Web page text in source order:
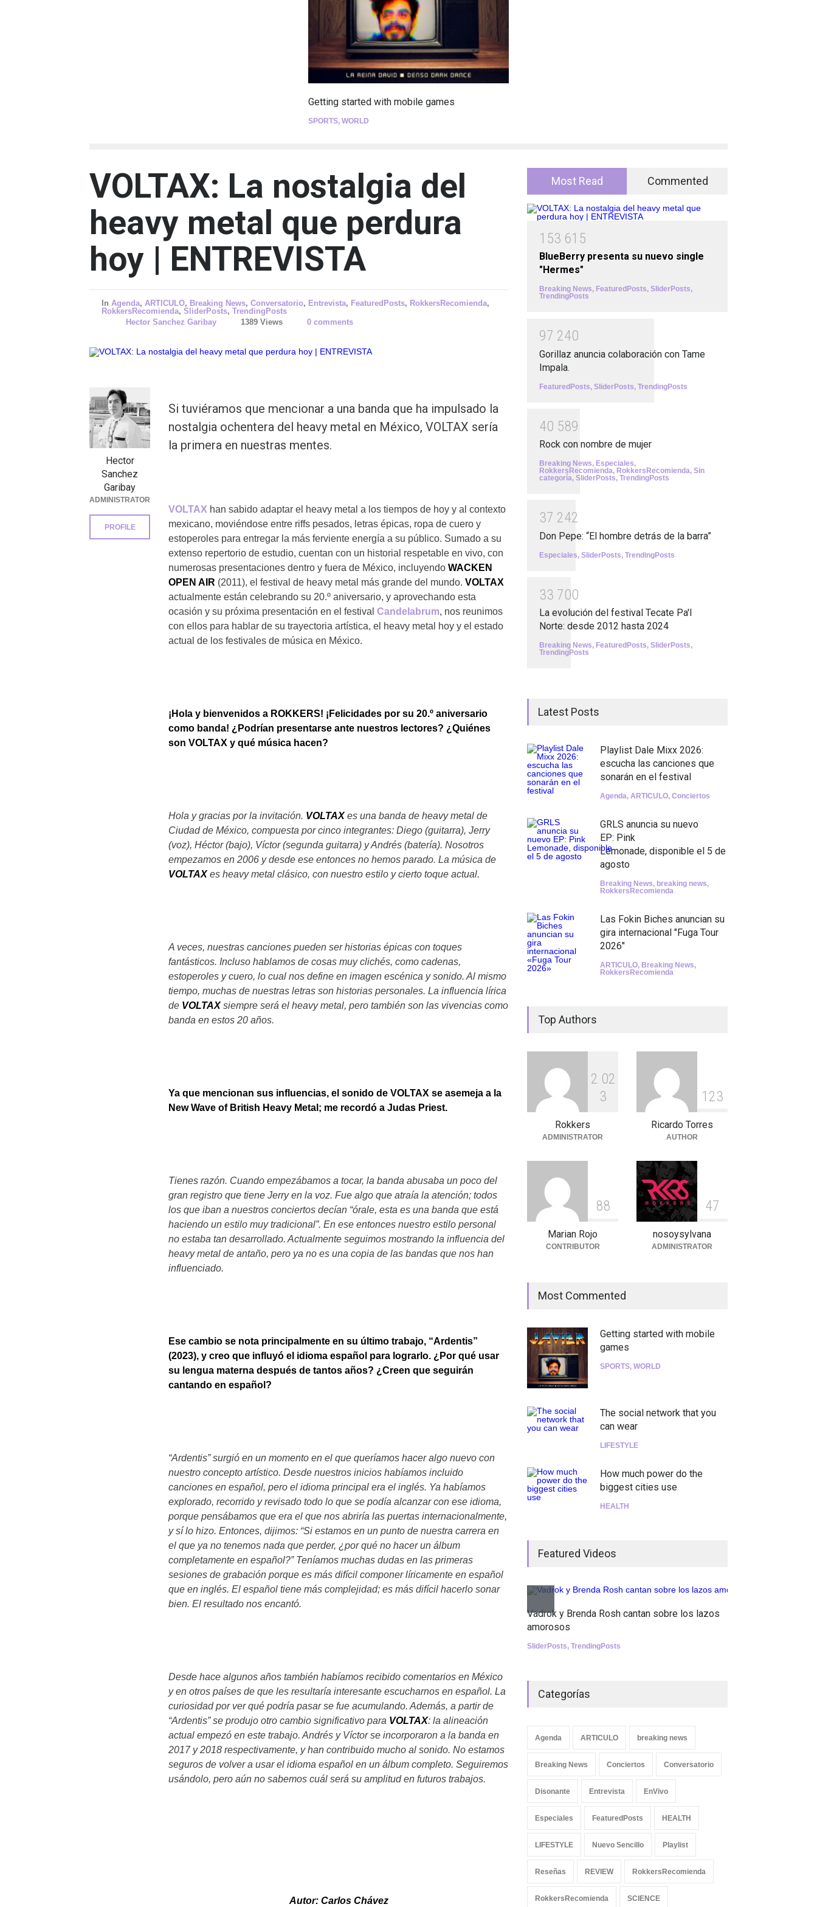
Getting started with mobile games
SPORTS, WORLD
VOLTAX: La nostalgia del
heavy metal que perdura
hoy | ENTREVISTA
In Agenda, ARTICULO, Breaking News, Conversatorio, Entrevista, FeaturedPosts, RokkersRecomienda,
RokkersRecomienda, SliderPosts, TrendingPosts
Hector Sanchez Garibay
1389 Views 0 comments
Si tuviéramos que mencionar a una banda que ha impulsado la
nostalgia ochentera del heavy metal en México, VOLTAX sería
la primera en nuestras mentes.
VOLTAX han sabido adaptar el heavy metal a los tiempos de hoy y al contexto
mexicano, moviéndose entre riffs pesados, letras épicas, ropa de cuero y
estoperoles para entregar la más ferviente energía a su público. Sumado a su
extenso repertorio de estudio, cuentan con un historial respetable en vivo, con
numerosas presentaciones dentro y fuera de México, incluyendo WACKEN
OPEN AIR (2011), el festival de heavy metal más grande del mundo. VOLTAX
actualmente están celebrando su 20.º aniversario, y aprovechando esta
ocasión y su próxima presentación en el festival Candelabrum, nos reunimos
con ellos para hablar de su trayectoria artística, el heavy metal hoy y el estado
actual de los festivales de música en México.
¡Hola y bienvenidos a ROKKERS! ¡Felicidades por su 20.º aniversario
como banda! ¿Podrían presentarse ante nuestros lectores? ¿Quiénes
son VOLTAX y qué música hacen?
Hola y gracias por la invitación. VOLTAXes una banda de heavy metal de
Ciudad de México, compuesta por cinco integrantes: Diego (guitarra), Jerry
(voz), Héctor (bajo), Víctor (segunda guitarra) y Andrés (batería). Nosotros
empezamos en 2006 y desde ese entonces no hemos parado. La música de
VOLTAXes heavy metal clásico, con nuestro estilo y cierto toque actual.
A veces, nuestras canciones pueden ser historias épicas con toques
fantásticos. Incluso hablamos de cosas muy clichés, como cadenas,
estoperoles y cuero, lo cual nos define en imagen escénica y sonido. Al mismo
tiempo, muchas de nuestras letras son historias personales. La influencia lírica
de VOLTAXsiempre será el heavy metal, pero también son las vivencias como
banda en estos 20 años.
Ya que mencionan sus influencias, el sonido de VOLTAX se asemeja a la
New Wave of British Heavy Metal; me recordó a Judas Priest.
Tienes razón. Cuando empezábamos a tocar, la banda abusaba un poco del
gran registro que tiene Jerry en la voz. Fue algo que atraía la atención; todos
los que iban a nuestros conciertos decían “órale, esta es una banda que está
haciendo un estilo muy tradicional”. En ese entonces nuestro estilo personal
no estaba tan desarrollado. Actualmente seguimos mostrando la influencia del
heavy metal de antaño, pero ya no es una copia de las bandas que nos han
influenciado.
Ese cambio se nota principalmente en su último trabajo, “Ardentis”
(2023), y creo que influyó el idioma español para lograrlo. ¿Por qué usar
su lengua materna después de tantos años? ¿Creen que seguirán
cantando en español?
“Ardentis” surgió en un momento en el que queríamos hacer algo nuevo con
nuestro concepto artístico. Desde nuestros inicios habíamos incluido
canciones en español, pero el idioma principal era el inglés. Ya habíamos
explorado, recorrido y revisado todo lo que se podía alcanzar con ese idioma,
porque pensábamos que era el que nos abriría las puertas internacionalmente,
y sí lo hizo. Entonces, dijimos: “Si estamos en un punto de nuestra carrera en
el que ya no tenemos nada que perder, ¿por qué no hacer un álbum
completamente en español?” Teníamos muchas dudas en las primeras
sesiones de grabación porque es más difícil componer líricamente en español
que en inglés. El español tiene más complejidad; es más difícil hacerlo sonar
bien. El resultado nos encantó.
Desde hace algunos años también habíamos recibido comentarios en México
y en otros países de que les resultaría interesante escucharnos en español. La
curiosidad por ver qué podría pasar se fue acumulando. Además, a partir de
“Ardentis” se produjo otro cambio significativo para VOLTAX: la alineación
actual empezó en este trabajo. Andrés y Víctor se incorporaron a la banda en
2017 y 2018 respectivamente, y han contribuido mucho al sonido. No estamos
seguros de volver a usar el idioma español en un álbum completo. Seguiremos
usándolo, pero aún no sabemos cuál será su amplitud en futuros trabajos.
Autor: Carlos Chávez
Hector
Sanchez
Garibay
ADMINISTRATOR
PROFILE
Most Read Commented
1 53 61 5
BlueBerry presenta su nuevo single
"Hermes"
Breaking News, FeaturedPosts, SliderPosts,
TrendingPosts
97 240
Gorillaz anuncia colaboración con Tame
Impala.
FeaturedPosts, SliderPosts, TrendingPosts
40 589
Rock con nombre de mujer
Breaking News, Especiales,
RokkersRecomienda, RokkersRecomienda, Sin
categoría, SliderPosts, TrendingPosts
37 242
Don Pepe: “El hombre detrás de la barra”
Especiales, SliderPosts, TrendingPosts
33 700
La evolución del festival Tecate Pa'l
Norte: desde 2012 hasta 2024
Breaking News, FeaturedPosts, SliderPosts,
TrendingPosts
Latest Posts
Playlist Dale Mixx 2026:
escucha las canciones que
sonarán en el festival
Agenda, ARTICULO, Conciertos
GRLS anuncia su nuevo
EP: Pink
Lemonade, disponible el 5 de
agosto
Breaking News, breaking news,
RokkersRecomienda
Las Fokin Biches anuncian su
gira internacional "Fuga Tour
2026"
ARTICULO, Breaking News,
RokkersRecomienda
Conciertos,FeaturedPosts
Peces Raros anuncia show en
el Auditorio BB de la Ciudad
Top Authors
2 02
3
Rokkers
ADMINISTRATOR
1 23
Ricardo Torres
AUTHOR
88
Marian Rojo
CONTRIBUTOR
47
nosoysylvana
ADMINISTRATOR
Most Commented
Getting started with mobile
games
SPORTS, WORLD
The social network that you
can wear
LIFESTYLE
How much power do the
biggest cities use
HEALTH
Nuclear fusion closer to
SCIENCE
Featured Videos
Vadrok y Brenda Rosh cantan sobre los lazos
amorosos
SliderPosts, TrendingPosts
Categorías
Agenda ARTICULO breaking news
Breaking News Conciertos Conversatorio
Disonante Entrevista EnVivo
Especiales FeaturedPosts HEALTH
LIFESTYLE Nuevo Sencillo Playlist
Reseñas REVIEW RokkersRecomienda
RokkersRecomienda SCIENCE